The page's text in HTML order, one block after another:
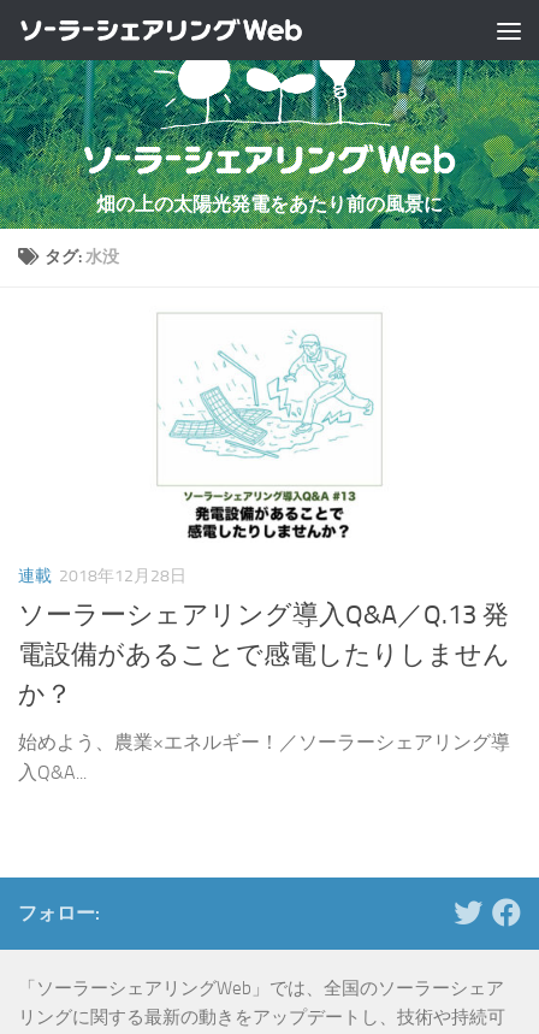
コンテンツへスキップ
畑の上の太陽光発電をあたり前の風景に
タグ:水没
連載 2018年12月28日
ソーラーシェアリング導入Q&A／Q.13 発
電設備があることで感電したりしません
か？
始めよう、農業×エネルギー！／ソーラーシェアリング導
入Q&A...
フォロー:
「ソーラーシェアリングWeb」では、全国のソーラーシェア
リングに関する最新の動きをアップデートし、技術や持続可